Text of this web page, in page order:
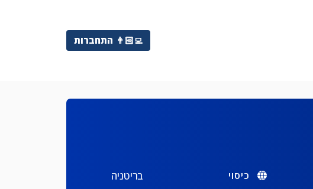
👨🏻‍💻 התחברות
כיסוי בריטניה